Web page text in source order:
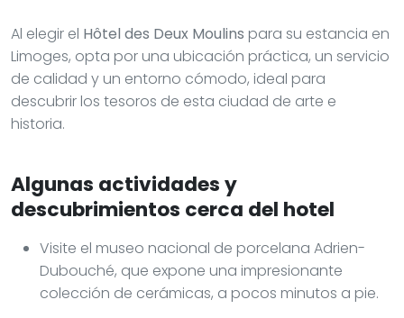
Al elegir el Hôtel des Deux Moulins para su estancia en
Limoges, opta por una ubicación práctica, un servicio
de calidad y un entorno cómodo, ideal para
descubrir los tesoros de esta ciudad de arte e
historia.
Algunas actividades y
descubrimientos cerca del hotel
Visite el museo nacional de porcelana Adrien-
Dubouché, que expone una impresionante
colección de cerámicas, a pocos minutos a pie.